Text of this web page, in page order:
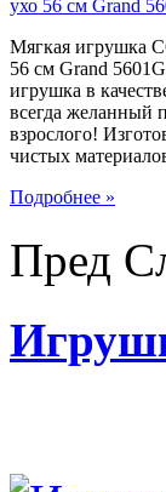
Мягкая игрушка
56 см Grand
игрушка в
всегда желанный
взрослого!
чистых
Подробнее »
Пред